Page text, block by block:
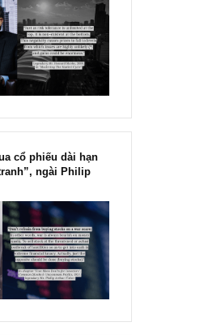
thái độ của đám
rủi ro, Ngài Howard
mua cổ phiếu dài hạn
tranh”, ngài Philip